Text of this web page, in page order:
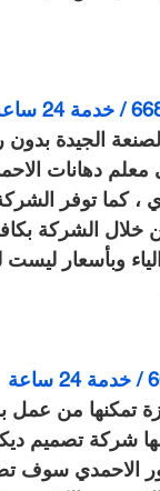
الجيدة
معلم دهانات
كما توفر
خلال الشركة
وبأسعار ليست
تمكنها من
شركة تصميم
الاحمدي